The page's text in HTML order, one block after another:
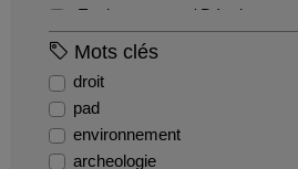
Environnement /
EPS
Histoire
Mots clés
droit
pad
environnement
archeologie